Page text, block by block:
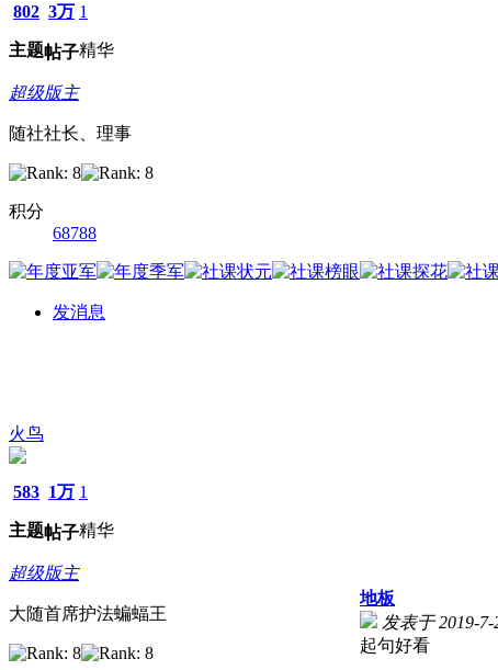
802
主题
3万
帖子
1
精华
超级版主
随社社长、理事
积分
68788
发消息
火鸟
583
主题
1万
帖子
1
精华
超级版主
大随首席护法蝙蝠王
地板
发表于 2019-7-
起句好看